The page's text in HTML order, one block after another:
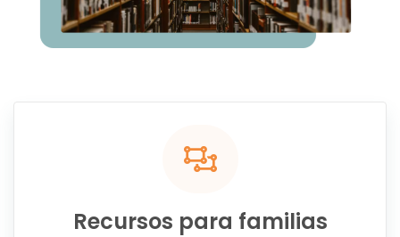
Recursos para familias